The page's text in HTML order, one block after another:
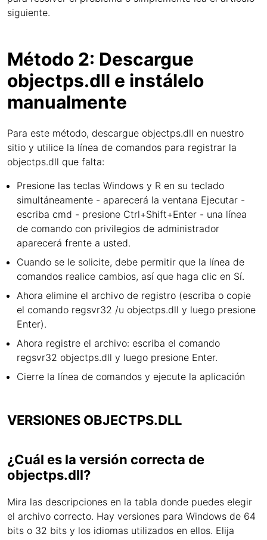
siguiente.
Método 2: Descargue
objectps.dll e instálelo
manualmente
Para este método, descargue objectps.dll en nuestro
sitio y utilice la línea de comandos para registrar la
objectps.dll que falta:
Presione las teclas Windows y R en su teclado
simultáneamente - aparecerá la ventana Ejecutar -
escriba cmd - presione Ctrl+Shift+Enter - una línea
de comando con privilegios de administrador
aparecerá frente a usted.
Cuando se le solicite, debe permitir que la línea de
comandos realice cambios, así que haga clic en Sí.
Ahora elimine el archivo de registro (escriba o copie
el comando regsvr32 /u objectps.dll y luego presione
Enter).
Ahora registre el archivo: escriba el comando
regsvr32 objectps.dll y luego presione Enter.
Cierre la línea de comandos y ejecute la aplicación
VERSIONES OBJECTPS.DLL
¿Cuál es la versión correcta de
objectps.dll?
Mira las descripciones en la tabla donde puedes elegir
el archivo correcto. Hay versiones para Windows de 64
bits o 32 bits y los idiomas utilizados en ellos. Elija